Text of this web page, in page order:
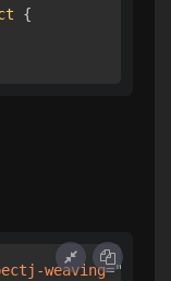
{
weaving=